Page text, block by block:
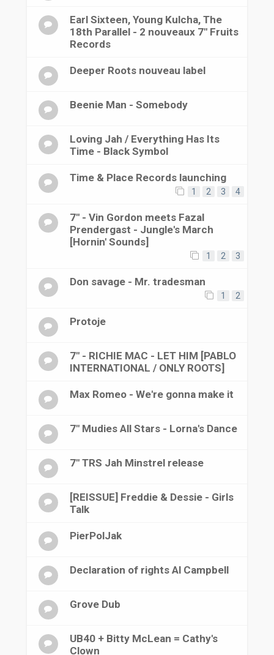
Earl Sixteen, Young Kulcha, The
18th Parallel - 2 nouveaux 7" Fruits
Records
Deeper Roots nouveau label
Beenie Man - Somebody
Loving Jah / Everything Has Its
Time - Black Symbol
Time & Place Records launching
1 2 3 4
7'' - Vin Gordon meets Fazal
Prendergast - Jungle's March
[Hornin' Sounds]
1 2 3
Don savage - Mr. tradesman
1 2
Protoje
7" - RICHIE MAC - LET HIM [PABLO
INTERNATIONAL / ONLY ROOTS]
Max Romeo - We're gonna make it
7" Mudies All Stars - Lorna's Dance
7" TRS Jah Minstrel release
[REISSUE] Freddie & Dessie - Girls
Talk
PierPolJak
Declaration of rights Al Campbell
Grove Dub
UB40 + Bitty McLean = Cathy's
Clown